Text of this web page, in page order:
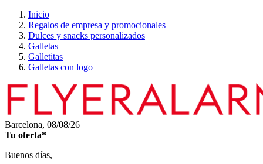
Inicio
Regalos de empresa y promocionales
Dulces y snacks personalizados
Galletas
Galletitas
Galletas con logo
Barcelona, 08/08/26
Tu oferta*
Buenos días,